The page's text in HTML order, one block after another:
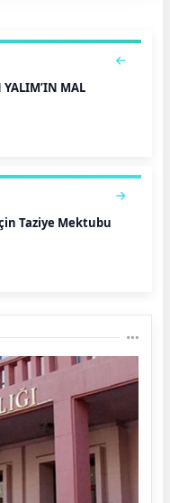
YALIM’IN MAL
Taziye Mektubu